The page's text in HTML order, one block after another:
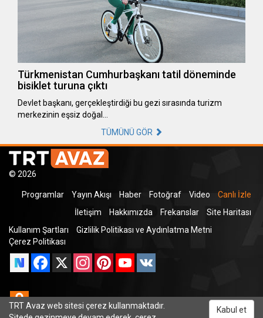
Türkmenistan Cumhurbaşkanı tatil döneminde
bisiklet turuna çıktı
Devlet başkanı, gerçekleştirdiği bu gezi sırasında turizm
merkezinin eşsiz doğal…
TÜMÜNÜ GÖR
© 2026
Programlar Yayın Akışı Haber Fotoğraf Video
Canlı İzle
İletişim
Hakkımızda Frekanslar
Site Haritası
Kullanım Şartları
Gizlilik Politikası ve Aydınlatma Metni
Çerez Politikası
Facebook
X InstagramPinterestYouTube
Odnoklassniki
TRT Avaz web sitesi çerez kullanmaktadır.
Kabul et